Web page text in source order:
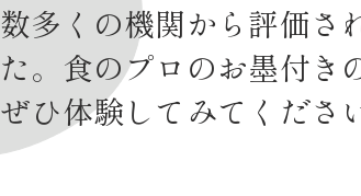
数多くの機関から評価さ
た。食のプロのお墨付き
ぜひ体験してみてくださ